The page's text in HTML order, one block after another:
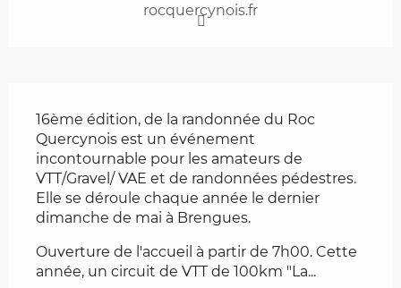
rocquercynois.fr
16ème édition, de la randonnée du Roc
Quercynois est un événement
incontournable pour les amateurs de
VTT/Gravel/ VAE et de randonnées pédestres.
Elle se déroule chaque année le dernier
dimanche de mai à Brengues.
Ouverture de l'accueil à partir de 7h00. Cette
année, un circuit de VTT de 100km "La...